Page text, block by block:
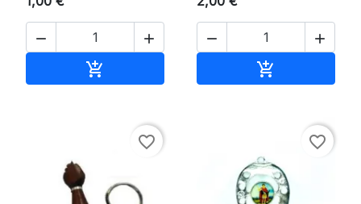
 

 

favorite_border favorite_border